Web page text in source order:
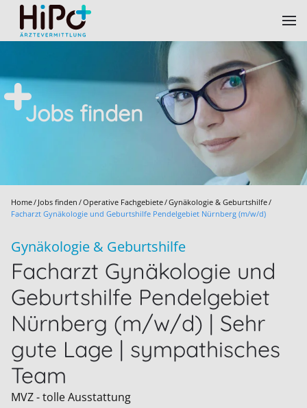
Skip to main content
Jobs finden
Home Jobs finden Operative Fachgebiete Gynäkologie & Geburtshilfe
Facharzt Gynäkologie und Geburtshilfe Pendelgebiet Nürnberg (m/w/d)
Gynäkologie & Geburtshilfe
Facharzt Gynäkologie und
Geburtshilfe Pendelgebiet
Nürnberg (m/w/d) | Sehr
gute Lage | sympathisches
Team
MVZ - tolle Ausstattung